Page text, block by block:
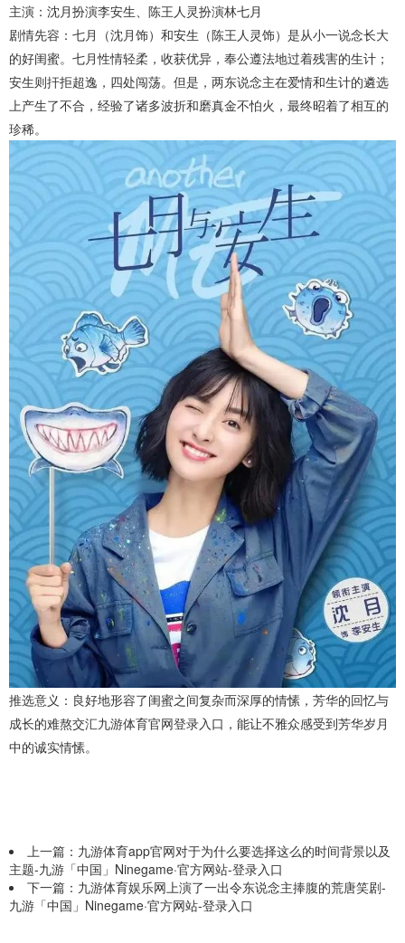
主演：沈月扮演李安生、陈王人灵扮演林七月
剧情先容：七月（沈月饰）和安生（陈王人灵饰）是从小一说念长大
的好闺蜜。七月性情轻柔，收获优异，奉公遵法地过着残害的生计；
安生则扞拒超逸，四处闯荡。但是，两东说念主在爱情和生计的遴选
上产生了不合，经验了诸多波折和磨真金不怕火，最终昭着了相互的
珍稀。
推选意义：良好地形容了闺蜜之间复杂而深厚的情愫，芳华的回忆与
成长的难熬交汇九游体育官网登录入口，能让不雅众感受到芳华岁月
中的诚实情愫。
上一篇： 九游体育app官网对于为什么要选择这么的时间背景以及
主题-九游「中国」Ninegame·官方网站-登录入口
下一篇： 九游体育娱乐网上演了一出令东说念主捧腹的荒唐笑剧-
九游「中国」Ninegame·官方网站-登录入口